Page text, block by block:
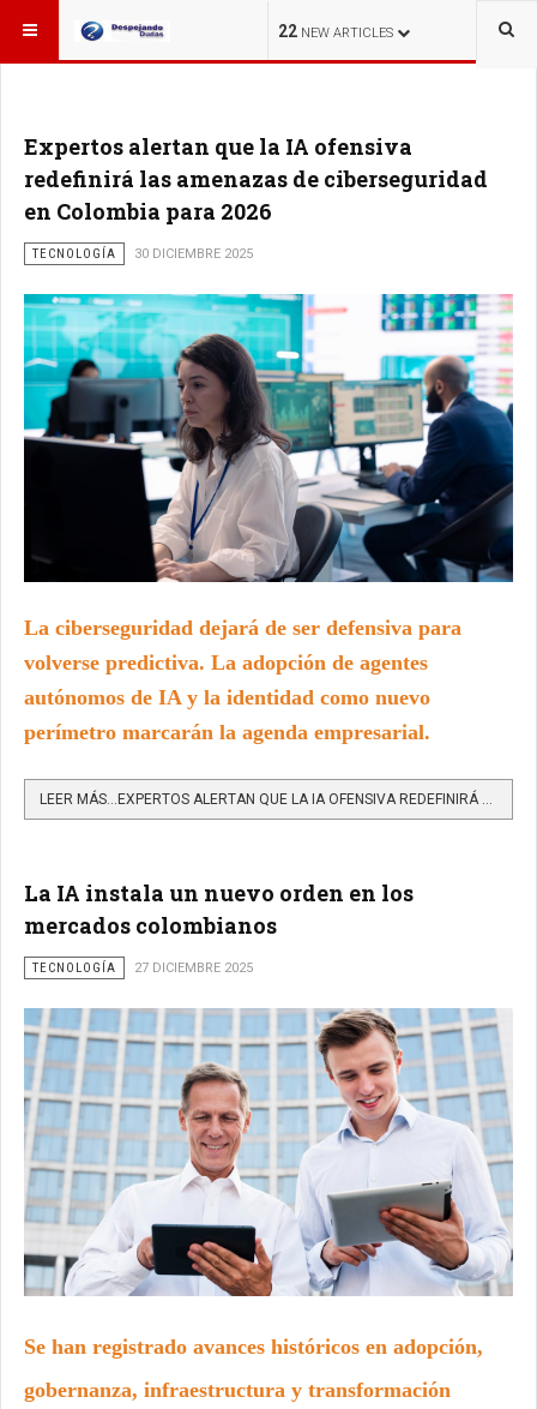
22 NEW ARTICLES
ESTÁ AQUÍ:
Expertos alertan que la IA ofensiva
redefinirá las amenazas de ciberseguridad
en Colombia para 2026
TECNOLOGÍA 30 DICIEMBRE 2025
La ciberseguridad dejará de ser defensiva para
volverse predictiva. La adopción de agentes
autónomos de IA y la identidad como nuevo
perímetro marcarán la agenda empresarial.
LEER MÁS…EXPERTOS ALERTAN QUE LA IA OFENSIVA REDEFINIRÁ LAS AMENAZAS DE CIBERSEGURIDAD EN COLOMBIA PARA 2026
La IA instala un nuevo orden en los
mercados colombianos
TECNOLOGÍA 27 DICIEMBRE 2025
Se han registrado avances históricos en adopción,
gobernanza, infraestructura y transformación